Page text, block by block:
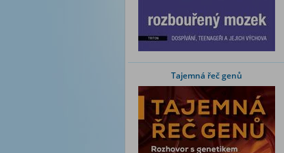
Tajemná řeč genů